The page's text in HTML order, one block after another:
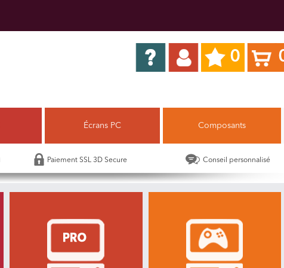
0
Écrans PC Composants
Paiement SSL 3D Secure Conseil personnalisé